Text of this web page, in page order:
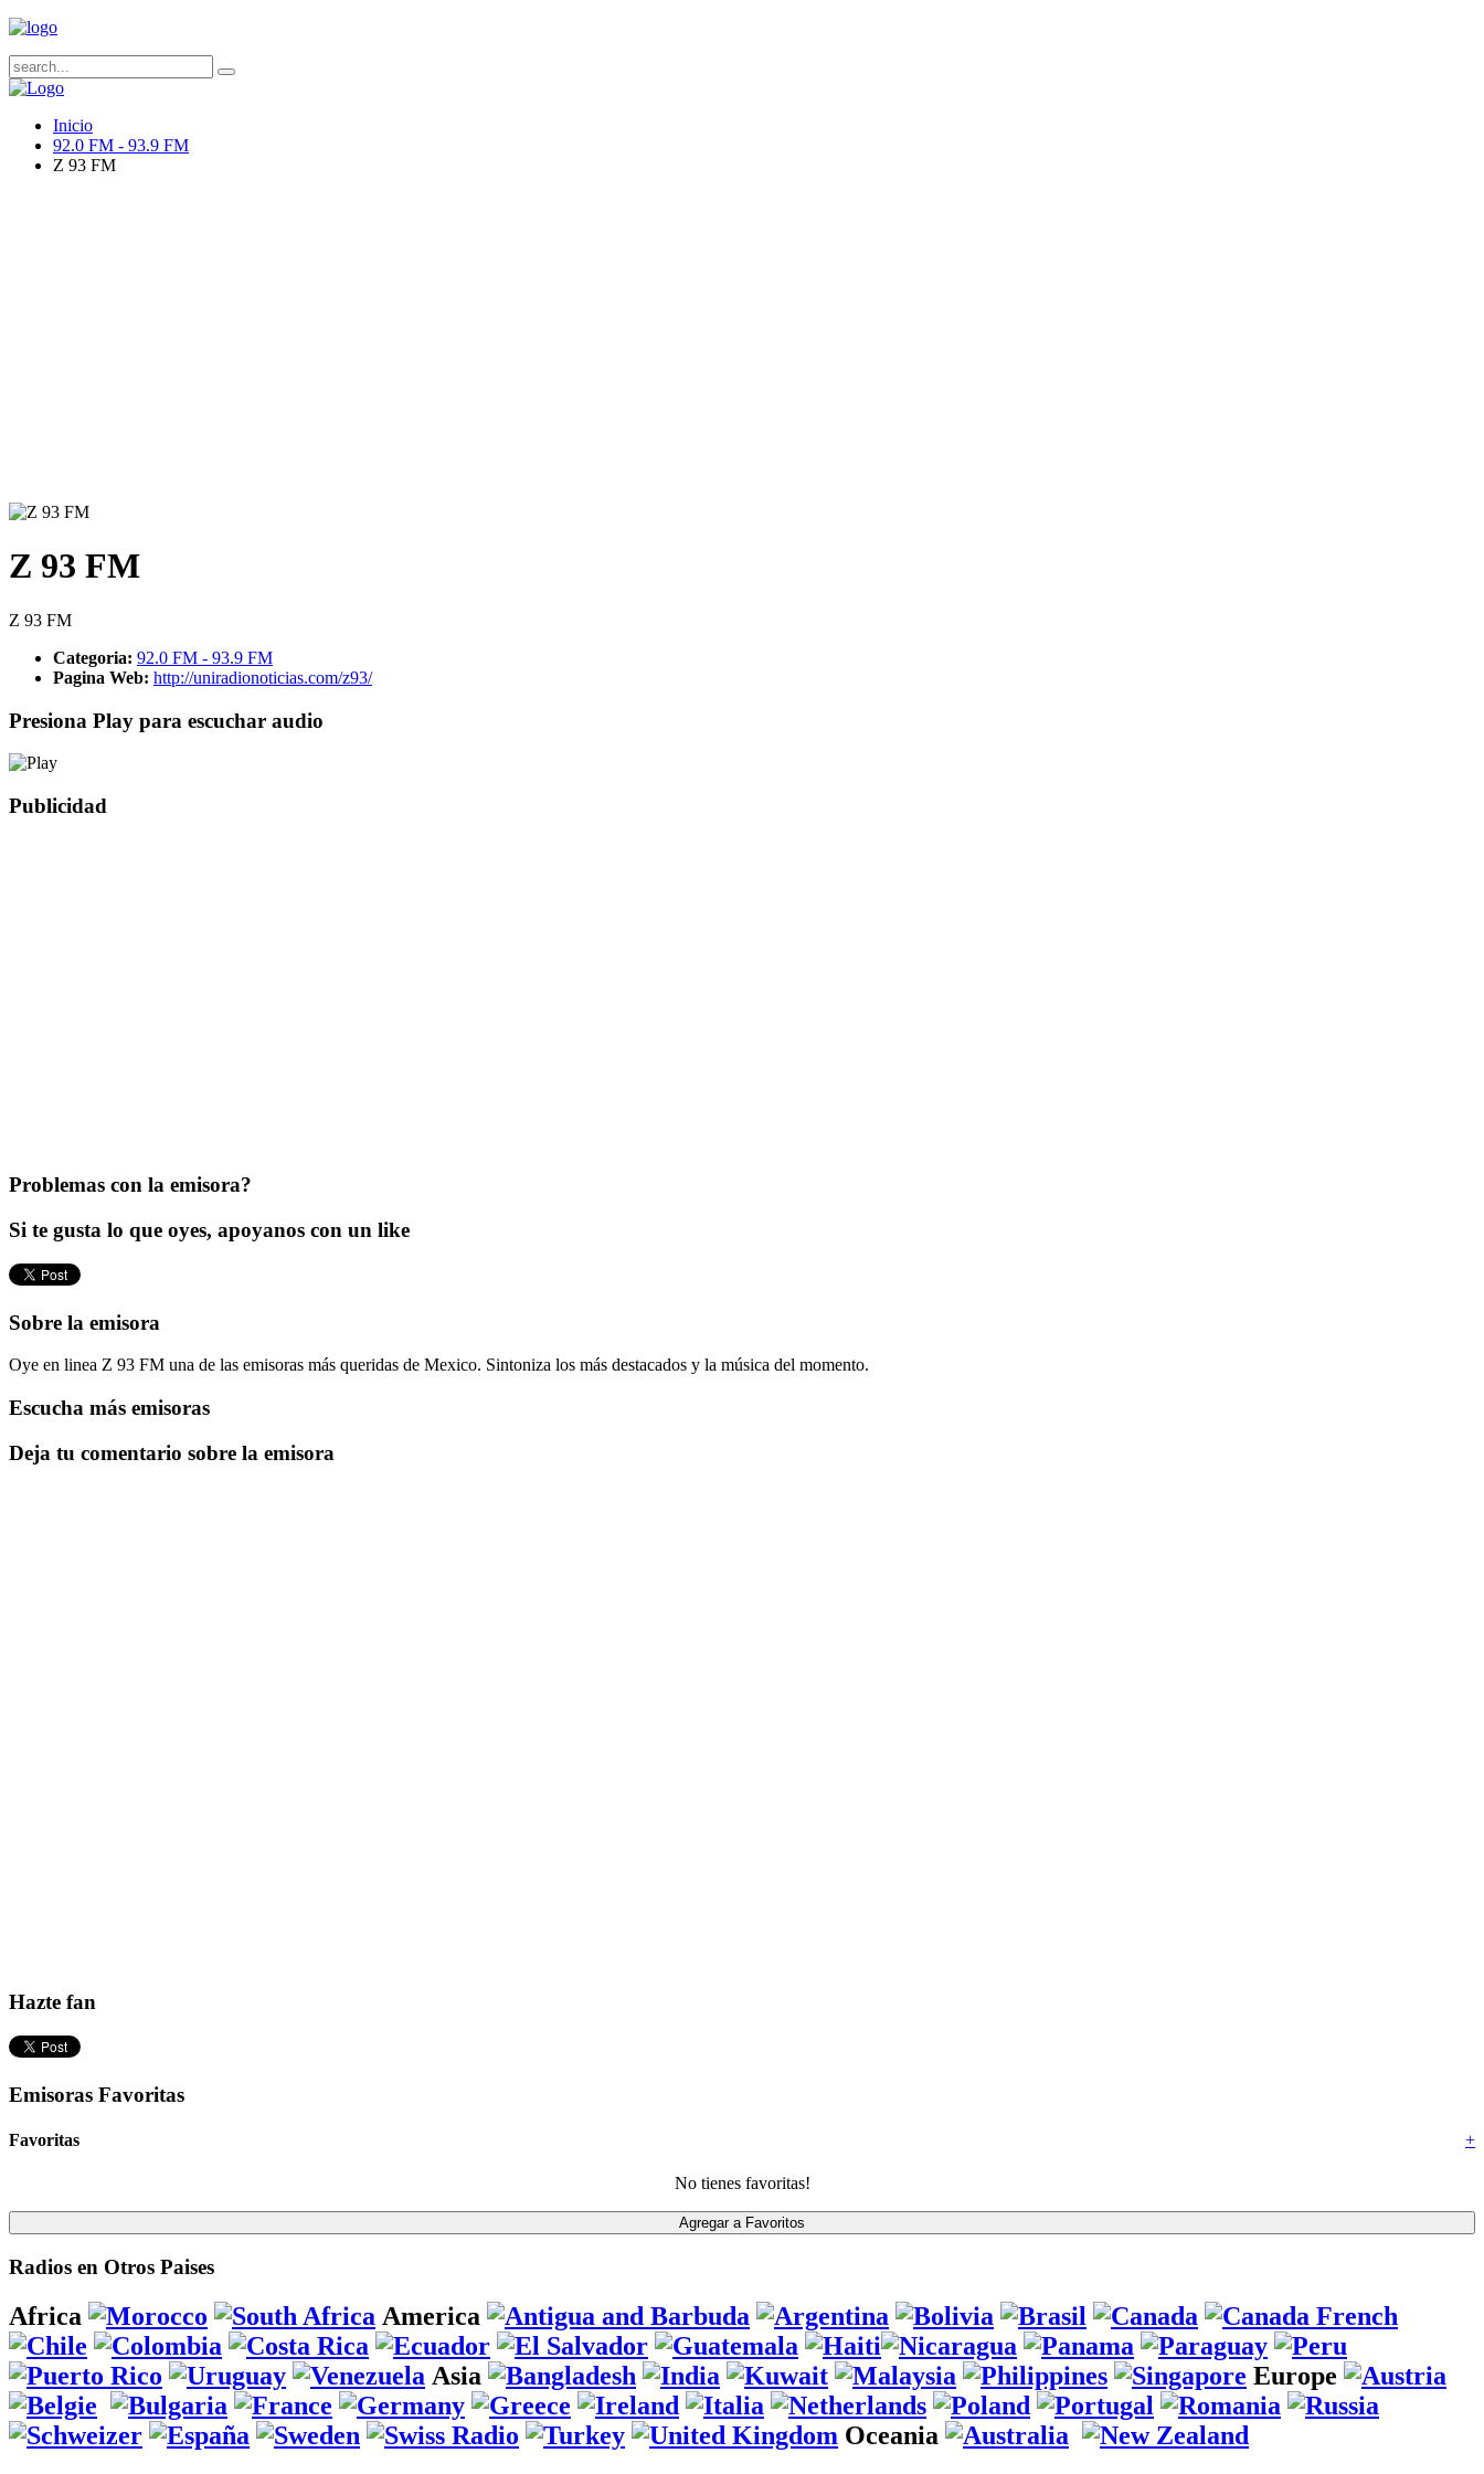
Inicio
92.0 FM - 93.9 FM
Z 93 FM
Z 93 FM
Z 93 FM
Categoria: 92.0 FM - 93.9 FM
Pagina Web: http://uniradionoticias.com/z93/
Presiona Play para escuchar audio
Publicidad
Problemas con la emisora?
Si te gusta lo que oyes, apoyanos con un like
Sobre la emisora
Oye en linea Z 93 FM una de las emisoras más queridas de Mexico. Sintoniza los más destacados y la música del momento.
Escucha más emisoras
Deja tu comentario sobre la emisora
Hazte fan
Emisoras Favoritas
+
Favoritas
No tienes favoritas!
Radios en Otros Paises
Africa America
Asia Europe
Oceania